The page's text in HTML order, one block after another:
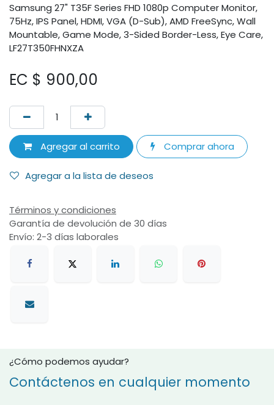
Samsung 27" T35F Series FHD 1080p Computer Monitor,
75Hz, IPS Panel, HDMI, VGA (D-Sub), AMD FreeSync, Wall
Mountable, Game Mode, 3-Sided Border-Less, Eye Care,
LF27T350FHNXZA
EC $ 900,00
Agregar al carrito Comprar ahora
Agregar a la lista de deseos
Términos y condiciones
Garantía de devolución de 30 días
Envío: 2-3 días laborales
¿Cómo podemos ayudar?
Contáctenos en cualquier momento